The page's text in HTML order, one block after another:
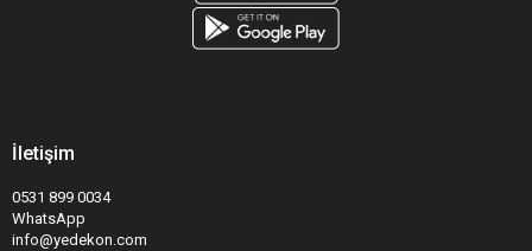
İletişim
0531 899 0034
WhatsApp
info@yedekon.com